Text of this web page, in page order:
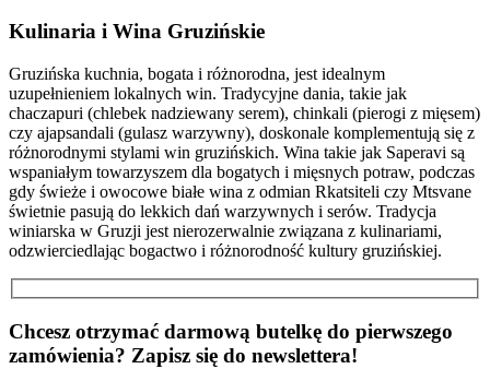
Kulinaria i Wina Gruzińskie
Gruzińska kuchnia, bogata i różnorodna, jest idealnym
uzupełnieniem lokalnych win. Tradycyjne dania, takie jak
chaczapuri (chlebek nadziewany serem), chinkali (pierogi z mięsem)
czy ajapsandali (gulasz warzywny), doskonale komplementują się z
różnorodnymi stylami win gruzińskich. Wina takie jak Saperavi są
wspaniałym towarzyszem dla bogatych i mięsnych potraw, podczas
gdy świeże i owocowe białe wina z odmian Rkatsiteli czy Mtsvane
świetnie pasują do lekkich dań warzywnych i serów. Tradycja
winiarska w Gruzji jest nierozerwalnie związana z kulinariami,
odzwierciedlając bogactwo i różnorodność kultury gruzińskiej.
Chcesz otrzymać darmową butelkę do pierwszego
zamówienia? Zapisz się do newslettera!